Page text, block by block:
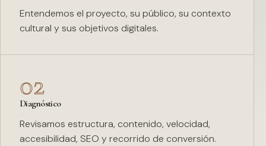
Entendemos el proyecto, su público, su contexto
cultural y sus objetivos digitales.
02
Diagnóstico
Revisamos estructura, contenido, velocidad,
accesibilidad, SEO y recorrido de conversión.